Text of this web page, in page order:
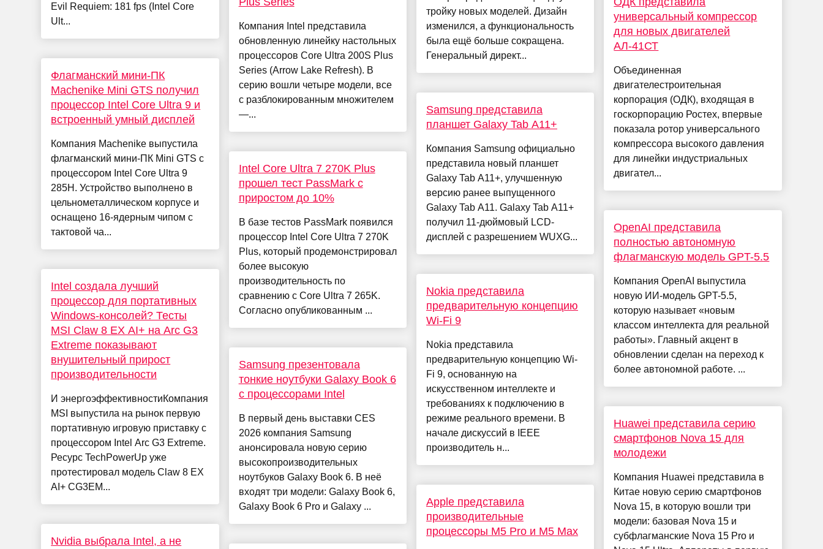
Evil Requiem: 181 fps (Intel Core
Ult...
Флагманский мини-ПК
Machenike Mini GTS получил
процессор Intel Core Ultra 9 и
встроенный умный дисплей
Компания Machenike выпустила
флагманский мини-ПК Mini GTS с
процессором Intel Core Ultra 9
285H. Устройство выполнено в
цельнометаллическом корпусе и
оснащено 16-ядерным чипом с
тактовой ча...
Intel создала лучший
процессор для портативных
Windows-консолей? Тесты
MSI Claw 8 EX AI+ на Arc G3
Extreme показывают
внушительный прирост
производительности
И энергоэффективностиКомпания
MSI выпустила на рынок первую
портативную игровую приставку с
процессором Intel Arc G3 Extreme.
Ресурс TechPowerUp уже
протестировал модель Claw 8 EX
AI+ CG3EM...
Nvidia выбрала Intel, а не
Компания Intel представила
обновленную линейку настольных
процессоров Core Ultra 200S Plus
Series (Arrow Lake Refresh). В
серию вошли четыре модели, все
с разблокированным множителем
—...
Intel Core Ultra 7 270K Plus
прошел тест PassMark с
приростом до 10%
В базе тестов PassMark появился
процессор Intel Core Ultra 7 270K
Plus, который продемонстрировал
более высокую
производительность по
сравнению с Core Ultra 7 265K.
Согласно опубликованным ...
Samsung презентовала
тонкие ноутбуки Galaxy Book 6
с процессорами Intel
В первый день выставки CES
2026 компания Samsung
анонсировала новую серию
высокопроизводительных
ноутбуков Galaxy Book 6. В неё
входят три модели: Galaxy Book 6,
Galaxy Book 6 Pro и Galaxy ...
тройку новых моделей. Дизайн
изменился, а функциональность
была ещё больше сокращена.
Генеральный директ...
Samsung представила
планшет Galaxy Tab A11+
Компания Samsung официально
представила новый планшет
Galaxy Tab A11+, улучшенную
версию ранее выпущенного
Galaxy Tab A11. Galaxy Tab A11+
получил 11-дюймовый LCD-
дисплей с разрешением WUXG...
Nokia представила
предварительную концепцию
Wi-Fi 9
Nokia представила
предварительную концепцию Wi-
Fi 9, основанную на
искусственном интеллекте и
требованиях к подключению в
режиме реального времени. В
начале дискуссий в IEEE
производитель н...
Apple представила
производительные
процессоры M5 Pro и M5 Max
универсальный компрессор
для новых двигателей
АЛ-41СТ
Объединенная
двигателестроительная
корпорация (ОДК), входящая в
госкорпорацию Ростех, впервые
показала ротор универсального
компрессора высокого давления
для линейки индустриальных
двигател...
OpenAI представила
полностью автономную
флагманскую модель GPT-5.5
Компания OpenAI выпустила
новую ИИ-модель GPT-5.5,
которую называет «новым
классом интеллекта для реальной
работы». Главный акцент в
обновлении сделан на переход к
более автономной работе. ...
Huawei представила серию
смартфонов Nova 15 для
молодежи
Компания Huawei представила в
Китае новую серию смартфонов
Nova 15, в которую вошли три
модели: базовая Nova 15 и
субфлагманские Nova 15 Pro и